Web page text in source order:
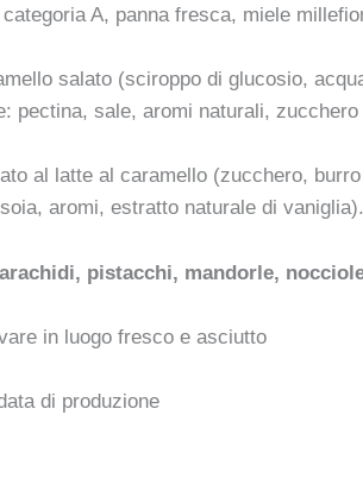
A, panna fresca, miele
salato (sciroppo di glucosio,
pectina, sale, aromi naturali,
al latte al caramello (zucchero,
aromi, estratto naturale di
pistacchi, mandorle,
in luogo fresco e asciutto
di produzione